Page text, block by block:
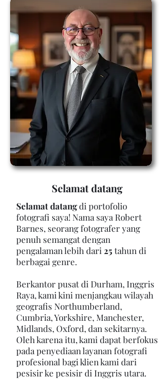
Selamat datang
Selamat datangdi portofolio
fotografi saya! Nama saya Robert
Barnes, seorang fotografer yang
penuh semangat dengan
pengalaman lebih dari 25tahun di
berbagai genre.
Berkantor pusat di Durham, Inggris
Raya, kami kini menjangkau wilayah
geografis Northumberland,
Cumbria, Yorkshire, Manchester,
Midlands, Oxford, dan sekitarnya.
Oleh karena itu, kami dapat berfokus
pada penyediaan layanan fotografi
profesional bagi klien kami dari
pesisir ke pesisir di Inggris utara.